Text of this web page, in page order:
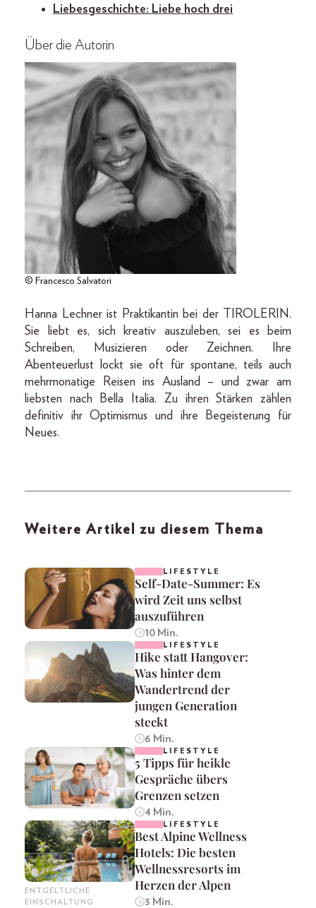
Liebesgeschichte: Liebe hoch drei
Über die Autorin
© Francesco Salvatori
Hanna Lechner ist Praktikantin bei der TIROLERIN.
Sie liebt es, sich kreativ auszuleben, sei es beim
Schreiben, Musizieren oder Zeichnen. Ihre
Abenteuerlust lockt sie oft für spontane, teils auch
mehrmonatige Reisen ins Ausland – und zwar am
liebsten nach Bella Italia. Zu ihren Stärken zählen
definitiv ihr Optimismus und ihre Begeisterung für
Neues.
Weitere Artikel zu diesem Thema
LIFESTYLE
Self-Date-Summer: Es
wird Zeit uns selbst
auszuführen
10 Min.
LIFESTYLE
Hike statt Hangover:
Was hinter dem
Wandertrend der
jungen Generation
steckt
6 Min.
LIFESTYLE
5 Tipps für heikle
Gespräche übers
Grenzen setzen
4 Min.
ENTGELTLICHE
EINSCHALTUNG
LIFESTYLE
Best Alpine Wellness
Hotels: Die besten
Wellnessresorts im
Herzen der Alpen
3 Min.